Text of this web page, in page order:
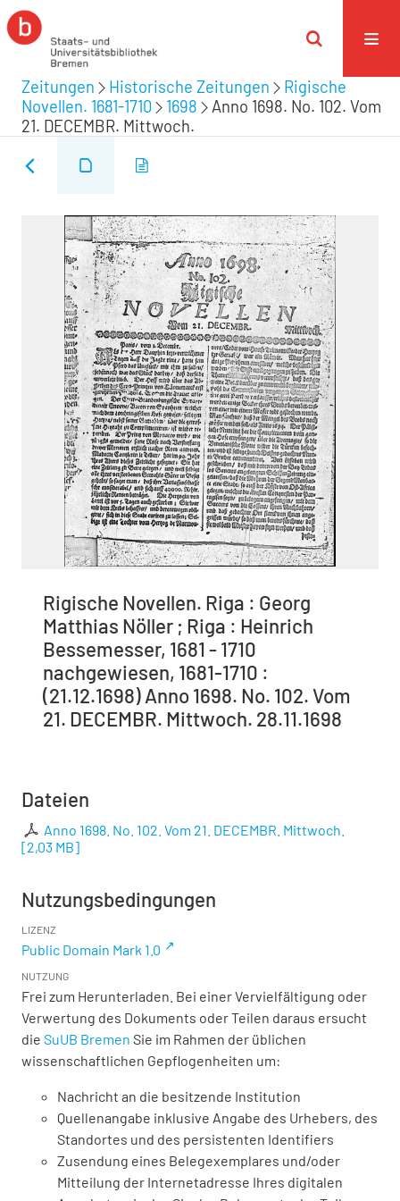
Zeitungen Historische Zeitungen
Rigische
Novellen. 1681-1710
1698
Anno 1698. No. 102. Vom
21. DECEMBR. Mittwoch.
Rigische Novellen. Riga : Georg
Matthias Nöller ; Riga : Heinrich
Bessemesser, 1681 - 1710
nachgewiesen, 1681-1710 :
(21.12.1698) Anno 1698. No. 102. Vom
21. DECEMBR. Mittwoch. 28.11.1698
Dateien
Anno 1698. No. 102. Vom 21. DECEMBR. Mittwoch.
[2,03 MB]
Nutzungsbedingungen
LIZENZ
Public Domain Mark 1.0
NUTZUNG
Frei zum Herunterladen. Bei einer Vervielfältigung oder
Verwertung des Dokuments oder Teilen daraus ersucht
die SuUB Bremen Sie im Rahmen der üblichen
wissenschaftlichen Gepflogenheiten um:
Nachricht an die besitzende Institution
Quellenangabe inklusive Angabe des Urhebers, des
Standortes und des persistenten Identifiers
Zusendung eines Belegexemplares und/oder
Mitteilung der Internetadresse Ihres digitalen